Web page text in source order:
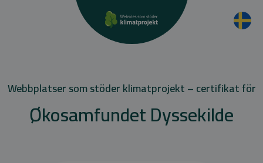
Webbplatser som stöder klimatprojekt – certifikat för
Økosamfundet Dyssekilde